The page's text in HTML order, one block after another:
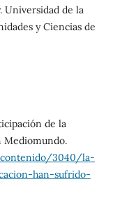
Universidad de la
y Ciencias de
de la
Mediomundo.
3040/la-
han-sufrido-